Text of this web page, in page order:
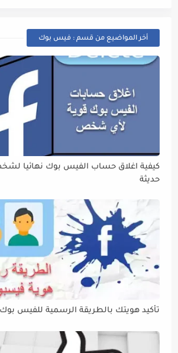
أخر المواضيع من قسم : فيس بوك
كيفية اغلاق حساب الفيس بوك نهائيا
حديثة
تأكيد هويتك بالطريقة الرسمية للفيس